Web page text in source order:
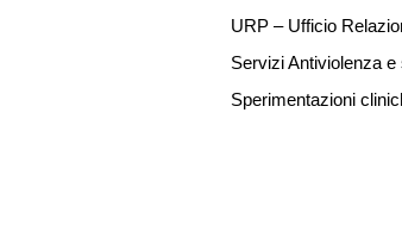
URP – Ufficio
Servizi Antiviolenza e
Sperimentazioni